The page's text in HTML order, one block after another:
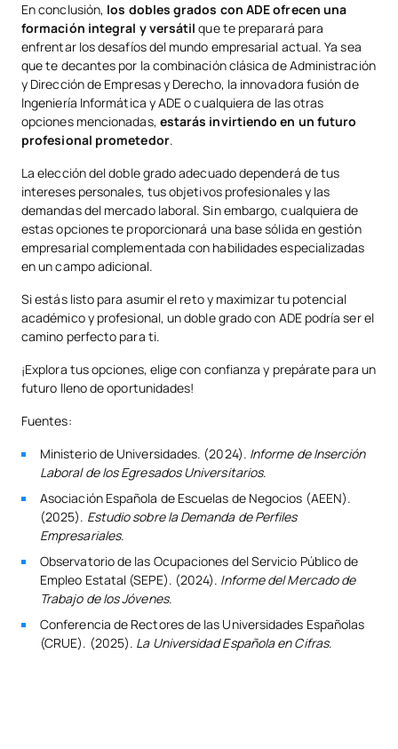
En conclusión, los dobles grados con ADE ofrecen una
formación integral y versátilque te preparará para
enfrentar los desafíos del mundo empresarial actual. Ya sea
que te decantes por la combinación clásica de Administración
y Dirección de Empresas y Derecho, la innovadora fusión de
Ingeniería Informática y ADE o cualquiera de las otras
opciones mencionadas, estarás invirtiendo en un futuro
profesional prometedor.
La elección del doble grado adecuado dependerá de tus
intereses personales, tus objetivos profesionales y las
demandas del mercado laboral. Sin embargo, cualquiera de
estas opciones te proporcionará una base sólida en gestión
empresarial complementada con habilidades especializadas
en un campo adicional.
Si estás listo para asumir el reto y maximizar tu potencial
académico y profesional, un doble grado con ADE podría ser el
camino perfecto para ti.
¡Explora tus opciones, elige con confianza y prepárate para un
futuro lleno de oportunidades!
Fuentes:
Ministerio de Universidades. (2024). Informe de Inserción
Laboral de los Egresados Universitarios.
Asociación Española de Escuelas de Negocios (AEEN).
(2025). Estudio sobre la Demanda de Perfiles
Empresariales.
Observatorio de las Ocupaciones del Servicio Público de
Empleo Estatal (SEPE). (2024). Informe del Mercado de
Trabajo de los Jóvenes.
Conferencia de Rectores de las Universidades Españolas
(CRUE). (2025). La Universidad Española en Cifras.